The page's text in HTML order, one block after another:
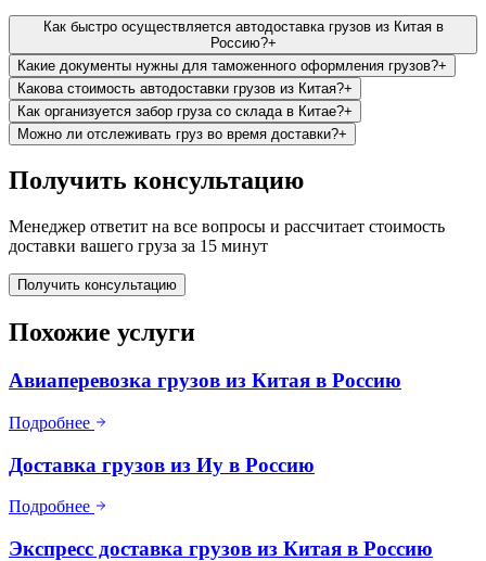
Как быстро осуществляется автодоставка грузов из Китая в
Россию?+
Какие документы нужны для таможенного оформления грузов?+
Какова стоимость автодоставки грузов из Китая?+
Как организуется забор груза со склада в Китае?+
Можно ли отслеживать груз во время доставки?+
Получить консультацию
Менеджер ответит на все вопросы и рассчитает стоимость
доставки вашего груза за 15 минут
Получить консультацию
Похожие услуги
Авиаперевозка грузов из Китая в Россию
Подробнее
Доставка грузов из Иу в Россию
Подробнее
Экспресс доставка грузов из Китая в Россию